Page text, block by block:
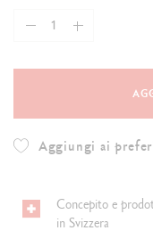
Aggiungi ai
Concepito e
in Svizzera